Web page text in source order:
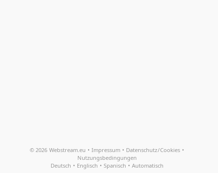
© 2026 Webstream.eu • Impressum • Datenschutz/Cookies •
Nutzungsbedingungen
Deutsch • Englisch • Spanisch • Automatisch